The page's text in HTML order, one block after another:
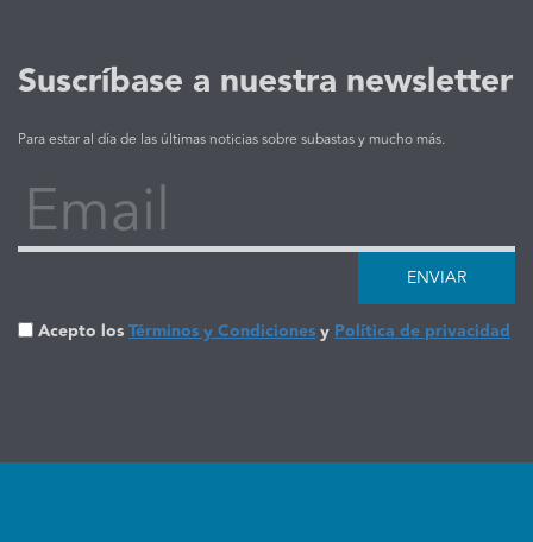
Suscríbase a nuestra newsletter
Para estar al día de las últimas noticias sobre subastas y mucho más.
Email
ENVIAR
Acepto losTérminos y CondicionesyPolítica de privacidad